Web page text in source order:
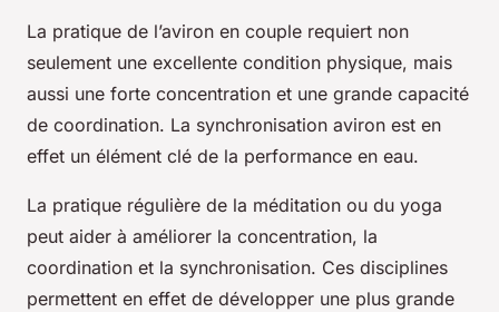
La pratique de l’aviron en couple requiert non
seulement une excellente condition physique, mais
aussi une forte concentration et une grande capacité
de coordination. La synchronisation aviron est en
effet un élément clé de la performance en eau.
La pratique régulière de la méditation ou du yoga
peut aider à améliorer la concentration, la
coordination et la synchronisation. Ces disciplines
permettent en effet de développer une plus grande